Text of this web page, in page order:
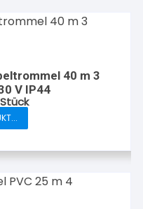
40 m 3
V IP44